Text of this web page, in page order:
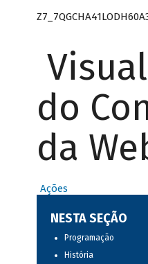
do
da
Ações
NESTA SEÇÃO
Programação
História